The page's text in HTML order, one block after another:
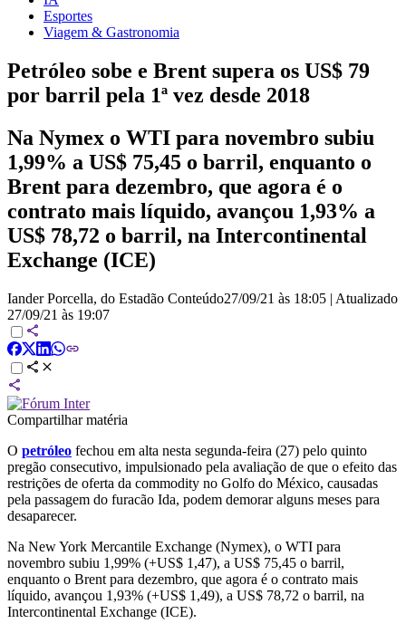
Esportes
Viagem & Gastronomia
Petróleo sobe e Brent supera os US$ 79
por barril pela 1ª vez desde 2018
Na Nymex o WTI para novembro subiu
1,99% a US$ 75,45 o barril, enquanto o
Brent para dezembro, que agora é o
contrato mais líquido, avançou 1,93% a
US$ 78,72 o barril, na Intercontinental
Exchange (ICE)
Iander Porcella, do Estadão Conteúdo27/09/21 às 18:05 | Atualizado
27/09/21 às 19:07
Compartilhar matéria
O petróleo fechou em alta nesta segunda-feira (27) pelo quinto
pregão consecutivo, impulsionado pela avaliação de que o efeito das
restrições de oferta da commodity no Golfo do México, causadas
pela passagem do furacão Ida, podem demorar alguns meses para
desaparecer.
Na New York Mercantile Exchange (Nymex), o WTI para
novembro subiu 1,99% (+US$ 1,47), a US$ 75,45 o barril,
enquanto o Brent para dezembro, que agora é o contrato mais
líquido, avançou 1,93% (+US$ 1,49), a US$ 78,72 o barril, na
Intercontinental Exchange (ICE).